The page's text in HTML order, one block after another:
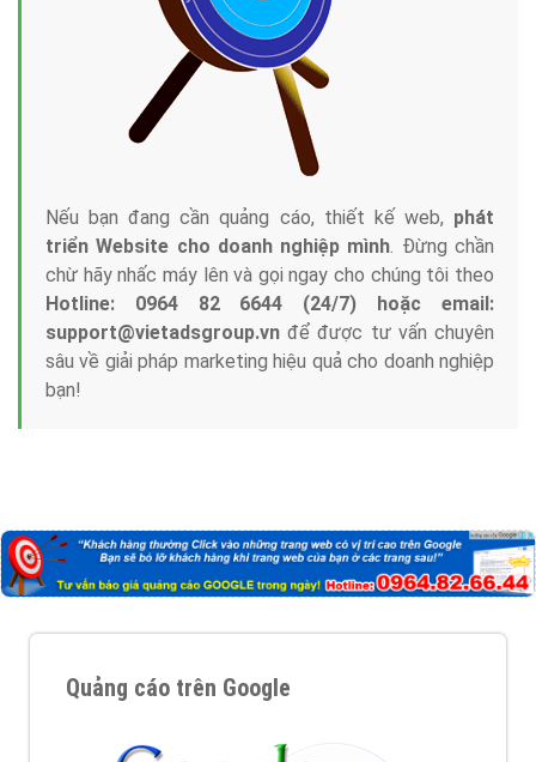
Tại sao chọn công ty Việt Ads làm đối tác
Marketing Online?
Công ty Việt Ads thành lập từ năm 2013
với bề dày kinh nghiệm sẽ tư vấn xây dựng và phát
triển thương hiệu của doanh nghiệp bạn với mức chi
phí mà bạn có thể đầu tư cho marketing online. Đội
ngũ kỹ thuật quảng cáo trực tuyến, SEO, lập trình
Web chuyên sâu trong nghề, được đào tạo bài bản tại
trung tâm marketing online uy tín hàng năm, luôn đem
đến cho khách hàng sản phẩm/ dịch vụ chất
lượng.
Nếu bạn đang cần quảng cáo, thiết kế web,